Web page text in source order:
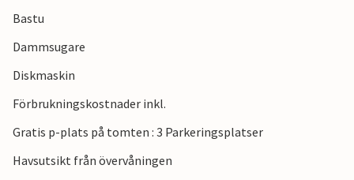
köket.
Bastu
Dammsugare
Diskmaskin
Förbrukningskostnader inkl.
Gratis p-plats på tomten : 3 Parkeringsplatser
Havsutsikt från övervåningen